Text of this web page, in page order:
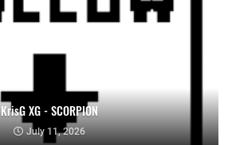
KrisG XG - SCORPION
July 11, 2026